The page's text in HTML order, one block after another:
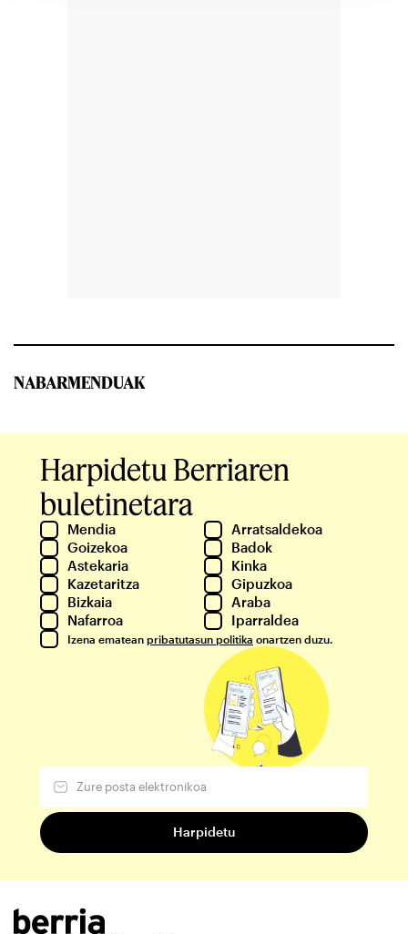
NABARMENDUAK
Harpidetu Berriaren
buletinetara
Mendia
Arratsaldekoa
Goizekoa
Badok
Astekaria
Kinka
Kazetaritza
Gipuzkoa
Bizkaia
Araba
Nafarroa
Iparraldea
Izena ematean pribatutasun politika onartzen duzu.